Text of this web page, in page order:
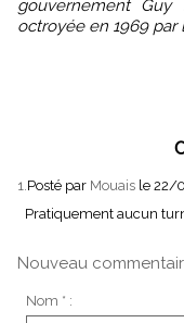
gouvernement
octroyée en 1969 par
1. Posté par Mouais le 22/
Pratiquement aucun
Nouveau
Nom * :